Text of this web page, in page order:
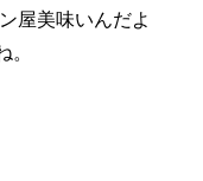
屋美味いんだよ
。